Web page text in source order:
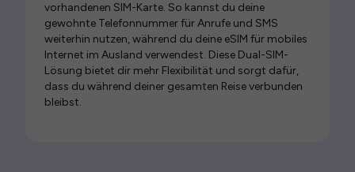
vorhandenen SIM-Karte. So kannst du deine
gewohnte Telefonnummer für Anrufe und SMS
weiterhin nutzen, während du deine eSIM für mobiles
Internet im Ausland verwendest. Diese Dual-SIM-
Lösung bietet dir mehr Flexibilität und sorgt dafür,
dass du während deiner gesamten Reise verbunden
bleibst.